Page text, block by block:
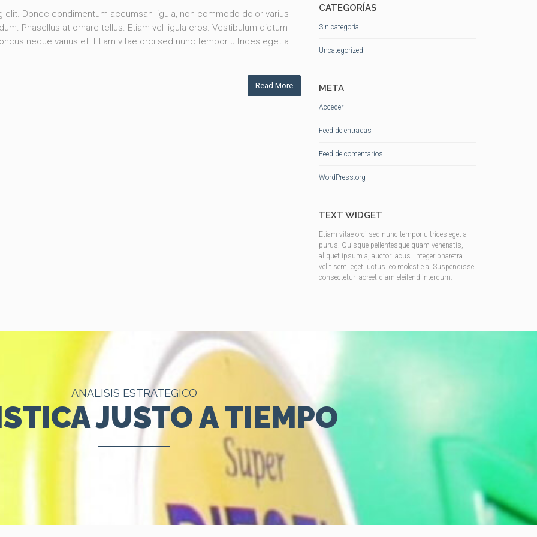
Donec condimentum accumsan ligula, non commodo dolor varius
Phasellus at ornare tellus. Etiam vel ligula eros. Vestibulum dictum
neque varius et. Etiam vitae orci sed nunc tempor ultrices eget a
Read More
CATEGORÍAS
Sin categoría
Uncategorized
META
Acceder
Feed de entradas
Feed de comentarios
WordPress.org
TEXT WIDGET
Etiam vitae orci sed nunc tempor ultrices eget a
purus. Quisque pellentesque quam venenatis,
aliquet ipsum a, auctor lacus. Integer pharetra
velit sem, eget luctus leo molestie a. Suspendisse
consectetur laoreet diam eleifend interdum.
ANALISIS ESTRATEGICO
JUSTO A TIEMPO